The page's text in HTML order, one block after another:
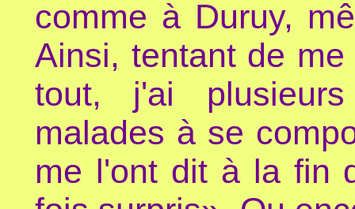
comme à Duruy,
Ainsi, tentant de
tout, j'ai
malades à se
me l'ont dit à la fin